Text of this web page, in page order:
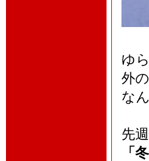
ゆ
外
な
先
「